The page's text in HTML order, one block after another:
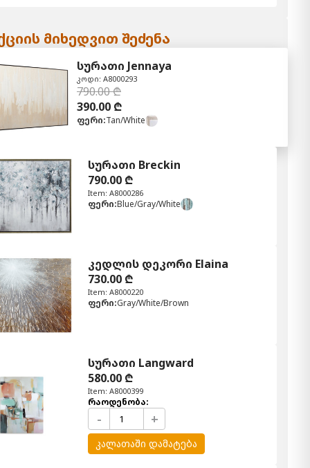
მიხედვით შეძენა
სურათი Jennaya
კოდი: A8000293
790.00 ₾
390.00 ₾
ფერი:Tan/White
სურათი Breckin
790.00 ₾
Item: A8000286
ფერი:Blue/Gray/White
კედლის დეკორი Elaina
730.00 ₾
Item: A8000220
ფერი:Gray/White/Brown
სურათი Langward
580.00 ₾
Item: A8000399
რაოდენობა:
- +
კალათაში დამატება